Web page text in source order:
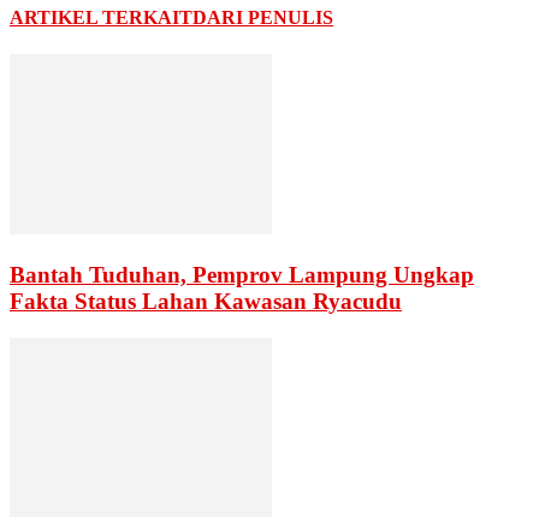
ARTIKEL TERKAITDARI PENULIS
Bantah Tuduhan, Pemprov Lampung Ungkap
Fakta Status Lahan Kawasan Ryacudu